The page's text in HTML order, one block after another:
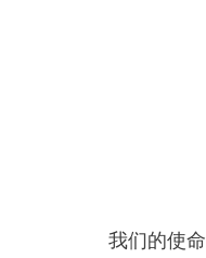
我们的使命